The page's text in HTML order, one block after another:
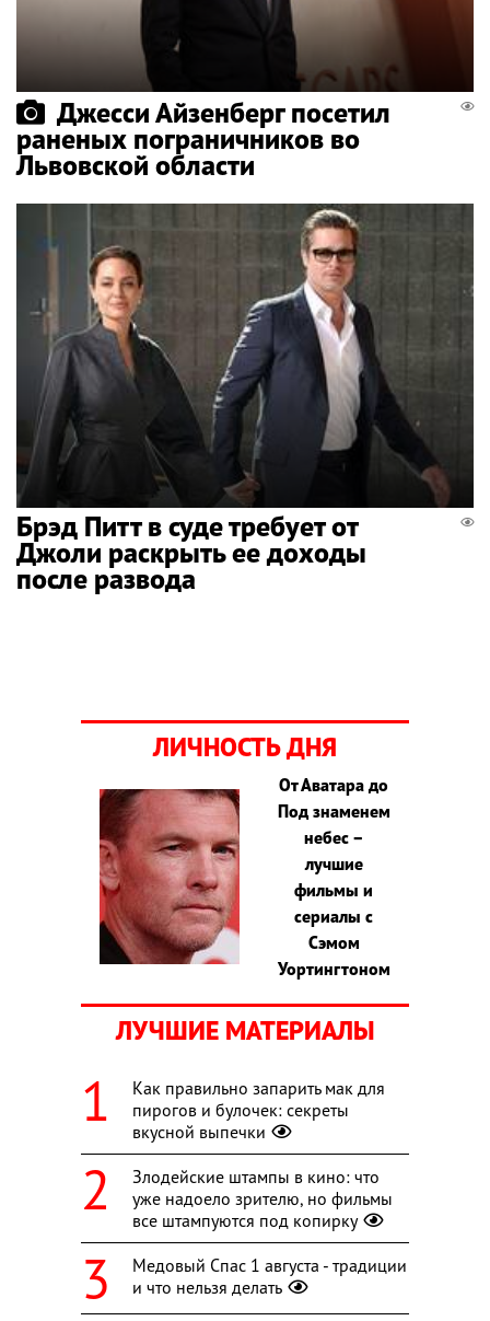
Джесси Айзенберг посетил
раненых пограничников во
Львовской области
Брэд Питт в суде требует от
Джоли раскрыть ее доходы
после развода
ЛИЧНОСТЬ ДНЯ
От Аватара до
Под знаменем
небес –
лучшие
фильмы и
сериалы с
Сэмом
Уортингтоном
ЛУЧШИЕ МАТЕРИАЛЫ
Как правильно запарить мак для
пирогов и булочек: секреты
вкусной выпечки
Злодейские штампы в кино: что
уже надоело зрителю, но фильмы
все штампуются под копирку
Медовый Спас 1 августа - традиции
и что нельзя делать